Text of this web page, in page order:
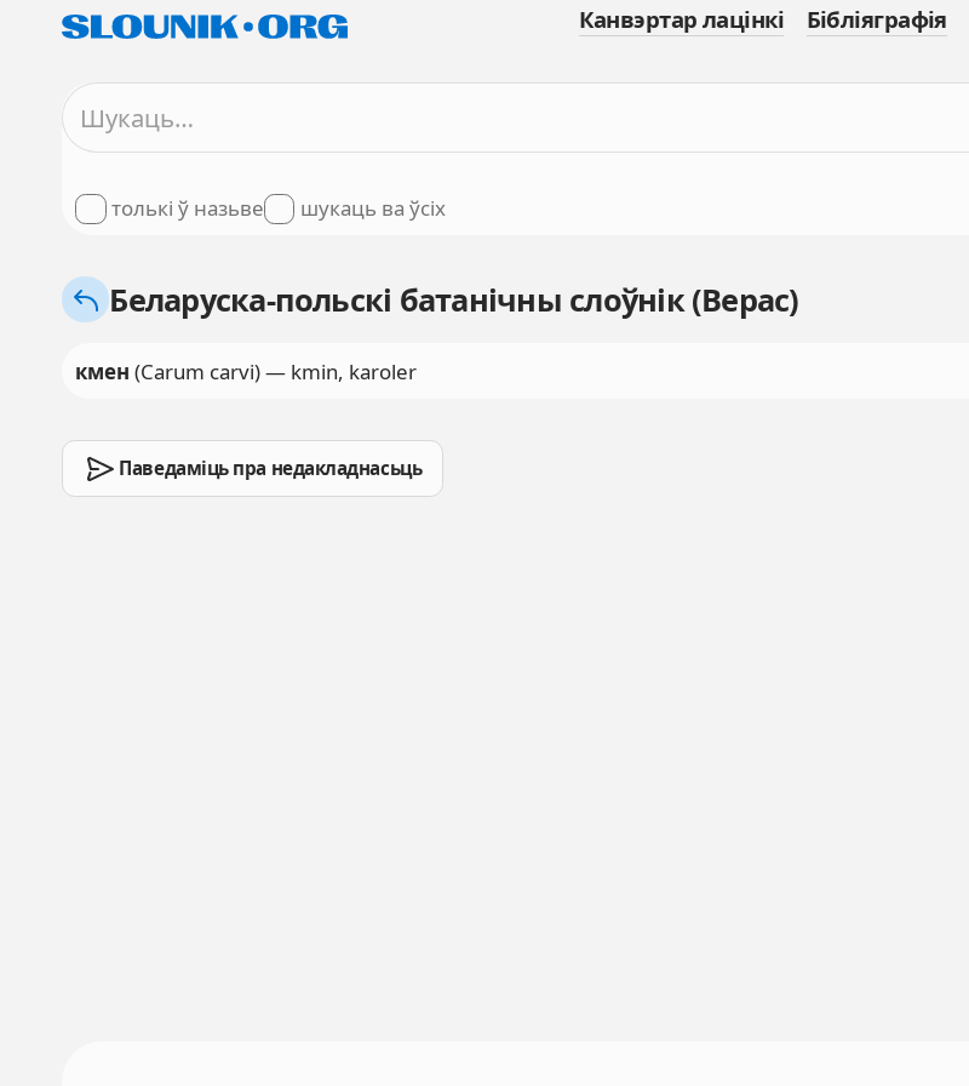
Канвэртар лацінкі Бібліяграфія
толькі ў назьве шукаць ва ўсіх
Беларуска-польскі батанічны слоўнік (Верас)
кмен (Carum carvi) — kmin, karoler
Паведаміць пра недакладнасьць